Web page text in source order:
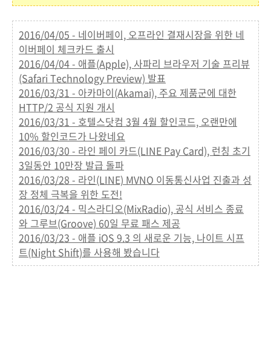
2016/04/05 - 네이버페이, 오프라인 결재시장을 위한 네
이버페이 체크카드 출시
2016/04/04 - 애플(Apple), 사파리 브라우저 기술 프리뷰
(Safari Technology Preview) 발표
2016/03/31 - 아카마이(Akamai), 주요 제품군에 대한
HTTP/2 공식 지원 개시
2016/03/31 - 호텔스닷컴 3월 4월 할인코드, 오랜만에
10% 할인코드가 나왔네요
2016/03/30 - 라인 페이 카드(LINE Pay Card), 런칭 초기
3일동안 10만장 발급 돌파
2016/03/28 - 라인(LINE) MVNO 이동통신사업 진출과 성
장 정체 극복을 위한 도전!
2016/03/24 - 믹스라디오(MixRadio), 공식 서비스 종료
와 그루브(Groove) 60일 무료 패스 제공
2016/03/23 - 애플 iOS 9.3 의 새로운 기능, 나이트 시프
트(Night Shift)를 사용해 봤습니다